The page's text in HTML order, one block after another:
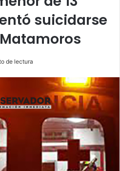
suicidarse
de lectura